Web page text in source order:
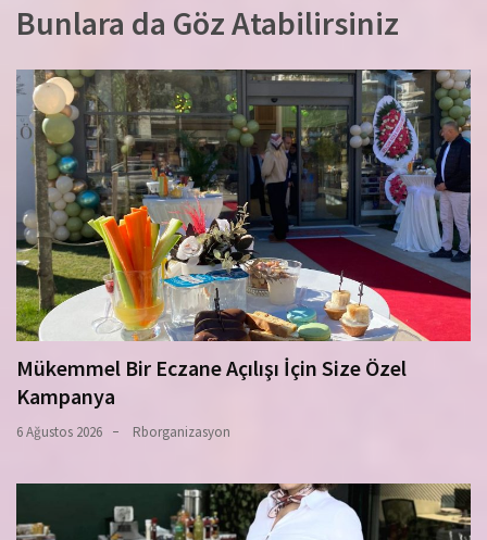
Bunlara da Göz Atabilirsiniz
Mükemmel Bir Eczane Açılışı İçin Size Özel
Kampanya
6 Ağustos 2026 Rborganizasyon